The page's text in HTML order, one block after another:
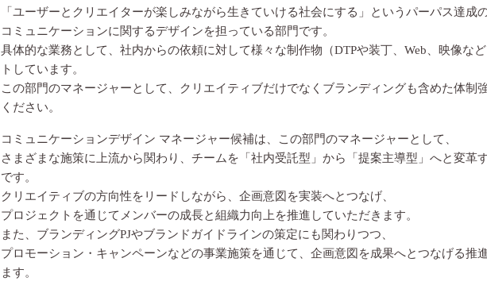
「ユーザーとクリエイターが楽しみながら生きていける社会にする」というパーパス達成
コミュニケーションに関するデザインを担っている部門です。
具体的な業務として、社内からの依頼に対して様々な制作物（DTPや装丁、Web、映像な
トしています。
この部門のマネージャーとして、クリエイティブだけでなくブランディングも含めた体制
ください。
コミュニケーションデザイン マネージャー候補は、この部門のマネージャーとして、
さまざまな施策に上流から関わり、チームを「社内受託型」から「提案主導型」へと変革
です。
クリエイティブの方向性をリードしながら、企画意図を実装へとつなげ、
プロジェクトを通じてメンバーの成長と組織力向上を推進していただきます。
また、ブランディングPJやブランドガイドラインの策定にも関わりつつ、
プロモーション・キャンペーンなどの事業施策を通じて、企画意図を成果へとつなげる推
ます。